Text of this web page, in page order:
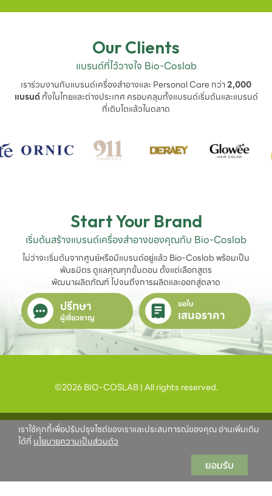
Our Clients
แบรนด์ที่ไว้วางใจ Bio-Coslab
เราร่วมงานกับแบรนด์เครื่องสำอางและ Personal Care กว่า2,000
แบรนด์ทั้งในไทยและต่างประเทศ ครอบคลุมทั้งแบรนด์เริ่มต้นและแบรนด์
ที่เติบโตแล้วในตลาด
Start Your Brand
เริ่มต้นสร้างแบรนด์เครื่องสำอางของคุณกับ Bio-Coslab
ไม่ว่าจะเริ่มต้นจากศูนย์หรือมีแบรนด์อยู่แล้ว Bio-Coslab พร้อมเป็น
พันธมิตร ดูแลคุณทุกขั้นตอน ตั้งแต่เลือกสูตร
พัฒนาผลิตภัณฑ์ ไปจนถึงการผลิตและออกสู่ตลาด
ปรึกษา
ผู้เชี่ยวชาญ
ขอใบ
เสนอราคา
©2026 BIO-COSLAB | All rights reserved.
เราใช้คุกกี้เพื่อปรับปรุงไซต์ของเราและประสบการณ์ของคุณ อ่านเพิ่มเติม
ได้ที่ นโยบายความเป็นส่วนตัว
ยอมรับ